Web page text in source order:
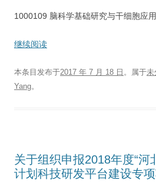
1000109 脑科学基础研究与干细胞应
继续阅读
本条目发布于2017 年 7 月 18 日 。属于未
Yang。
关于组织申报2018年度“河
计划科技研发平台建设专